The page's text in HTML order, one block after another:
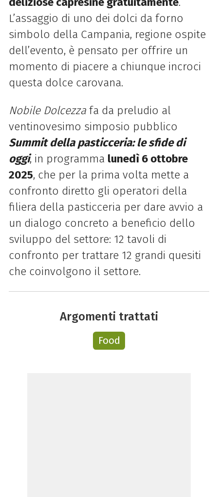
L’assaggio di uno dei dolci da forno
simbolo della Campania, regione ospite
dell’evento, è pensato per offrire un
momento di piacere a chiunque incroci
questa dolce carovana.
Nobile Dolcezzafa da preludio al
ventinovesimo simposio pubblico
Summit della pasticceria: le sfide di
oggi, in programma lunedì 6 ottobre
2025, che per la prima volta mette a
confronto diretto gli operatori della
filiera della pasticceria per dare avvio a
un dialogo concreto a beneficio dello
sviluppo del settore: 12 tavoli di
confronto per trattare 12 grandi quesiti
che coinvolgono il settore.
Argomenti trattati
Food